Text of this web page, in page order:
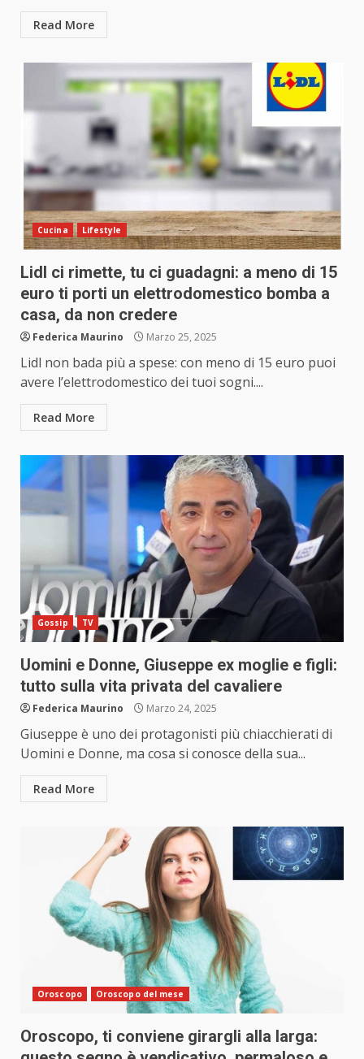
Read More
Cucina Lifestyle
Lidl ci rimette, tu ci guadagni: a meno di 15
euro ti porti un elettrodomestico bomba a
casa, da non credere
Federica Maurino Marzo 25, 2025
Lidl non bada più a spese: con meno di 15 euro puoi
avere l’elettrodomestico dei tuoi sogni....
Read More
Gossip TV
Uomini e Donne, Giuseppe ex moglie e figli:
tutto sulla vita privata del cavaliere
Federica Maurino Marzo 24, 2025
Giuseppe è uno dei protagonisti più chiacchierati di
Uomini e Donne, ma cosa si conosce della sua...
Read More
Oroscopo Oroscopo del mese
Oroscopo, ti conviene girargli alla larga: